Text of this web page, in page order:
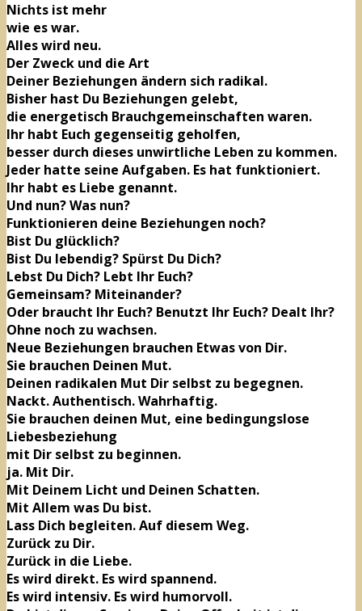
Nichts ist mehr
wie es war.
Alles wird neu.
Der Zweck und die Art
Deiner Beziehungen ändern sich radikal.
Bisher hast Du Beziehungen gelebt,
die energetisch Brauchgemeinschaften waren.
Ihr habt Euch gegenseitig geholfen,
besser durch dieses unwirtliche Leben zu kommen.
Jeder hatte seine Aufgaben. Es hat funktioniert.
Ihr habt es Liebe genannt.
Und nun? Was nun?
Funktionieren deine Beziehungen noch?
Bist Du glücklich?
Bist Du lebendig? Spürst Du Dich?
Lebst Du Dich? Lebt Ihr Euch?
Gemeinsam? Miteinander?
Oder braucht Ihr Euch? Benutzt Ihr Euch? Dealt Ihr?
Ohne noch zu wachsen.
Neue Beziehungen brauchen Etwas von Dir.
Sie brauchen Deinen Mut.
Deinen radikalen Mut Dir selbst zu begegnen.
Nackt. Authentisch. Wahrhaftig.
Sie brauchen deinen Mut, eine bedingungslose
Liebesbeziehung
mit Dir selbst zu beginnen.
ja. Mit Dir.
Mit Deinem Licht und Deinen Schatten.
Mit Allem was Du bist.
Lass Dich begleiten. Auf diesem Weg.
Zurück zu Dir.
Zurück in die Liebe.
Es wird direkt. Es wird spannend.
Es wird intensiv. Es wird humorvoll.